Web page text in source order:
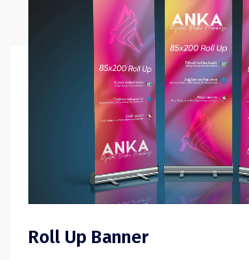
tercih edilen masaüstü tanıtım
Roll Up Banner